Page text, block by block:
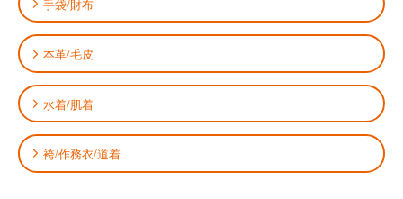
手袋/財布
本革/毛皮
水着/肌着
袴/作務衣/道着